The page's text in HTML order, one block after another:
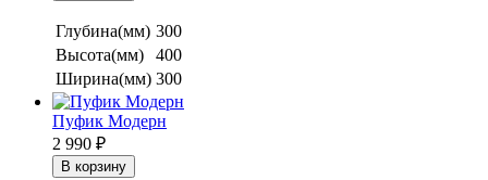
Глубина(мм) 300
Высота(мм)
400
Ширина(мм) 300
Пуфик Модерн
2 990 ₽